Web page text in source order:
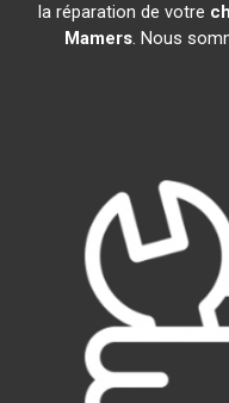
la réparation de votre
Mamers. Nous